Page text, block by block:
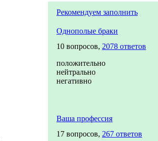
Рекомендуем заполнить
Однополые браки
10 вопросов, 2078 ответов
положительно
нейтрально
негативно
Ваша профессия
17 вопросов, 267 ответов